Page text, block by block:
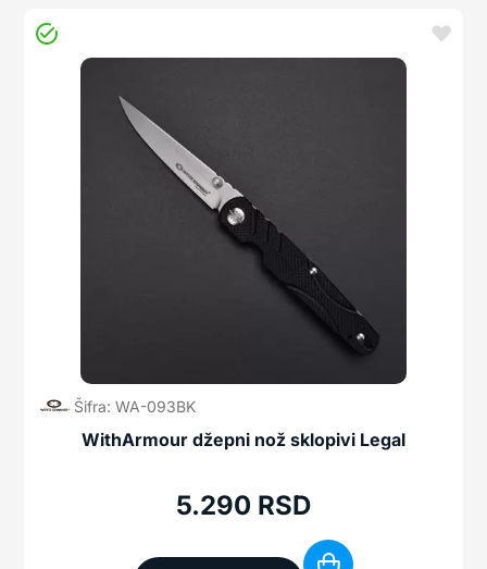
Šifra: WA-093BK
WithArmour džepni nož sklopivi Legal
5.290 RSD